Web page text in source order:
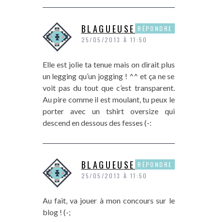
BLAGUEUSEDEMODE
25/05/2013 À 11:50
Elle est jolie ta tenue mais on dirait plus
un legging qu’un jogging ! ^^ et ça ne se
voit pas du tout que c’est transparent.
Au pire comme il est moulant, tu peux le
porter avec un tshirt oversize qui
descend en dessous des fesses (-:
RÉPONDRE
BLAGUEUSEDEMODE
25/05/2013 À 11:50
Au fait, va jouer à mon concours sur le
blog ! (-;
RÉPONDRE